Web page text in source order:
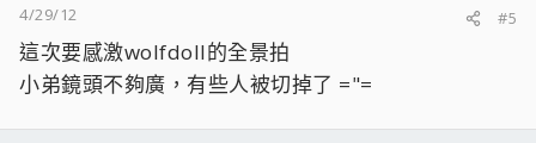
4/29/12
#5
這次要感激wolfdoll的全景拍
小弟鏡頭不夠廣，有些人被切掉了 ="=